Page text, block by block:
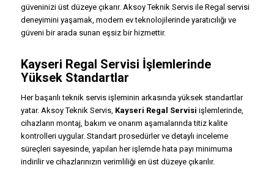
güveninizi üst düzeye çıkarır. Aksoy Teknik Servis ile Regal servisi
deneyimini yaşamak, modern ev teknolojilerinde yaratıcılığı ve
güveni bir arada sunan eşsiz bir hizmettir.
Kayseri Regal Servisi İşlemlerinde
Yüksek Standartlar
Her başarılı teknik servis işleminin arkasında yüksek standartlar
yatar. Aksoy Teknik Servis, Kayseri Regal Servisi işlemlerinde,
cihazların montaj, bakım ve onarım aşamalarında titiz kalite
kontrolleri uygular. Standart prosedürler ve detaylı inceleme
süreçleri sayesinde, yapılan her işlemde hata payı minimuma
indirilir ve cihazlarınızın verimliliği en üst düzeye çıkarılır.